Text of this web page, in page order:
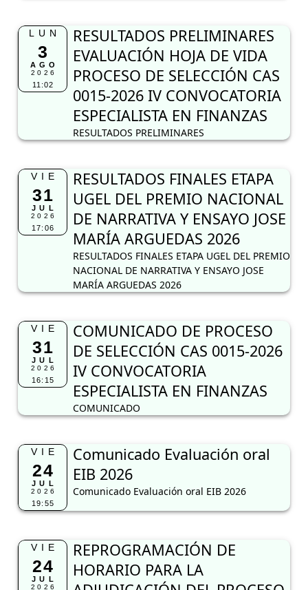
LUN
3
AGO
2026
11:02
RESULTADOS PRELIMINARES
EVALUACIÓN HOJA DE VIDA
PROCESO DE SELECCIÓN CAS
0015-2026 IV CONVOCATORIA
ESPECIALISTA EN FINANZAS
RESULTADOS PRELIMINARES
VIE
31
JUL
2026
17:06
RESULTADOS FINALES ETAPA
UGEL DEL PREMIO NACIONAL
DE NARRATIVA Y ENSAYO JOSE
MARÍA ARGUEDAS 2026
RESULTADOS FINALES ETAPA UGEL DEL PREMIO
NACIONAL DE NARRATIVA Y ENSAYO JOSE
MARÍA ARGUEDAS 2026
VIE
31
JUL
2026
16:15
COMUNICADO DE PROCESO
DE SELECCIÓN CAS 0015-2026
IV CONVOCATORIA
ESPECIALISTA EN FINANZAS
COMUNICADO
VIE
24
JUL
2026
19:55
Comunicado Evaluación oral
EIB 2026
Comunicado Evaluación oral EIB 2026
VIE
24
JUL
2026
REPROGRAMACIÓN DE
HORARIO PARA LA